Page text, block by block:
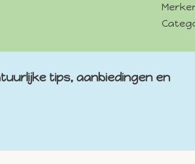
tips, aanbiedingen en